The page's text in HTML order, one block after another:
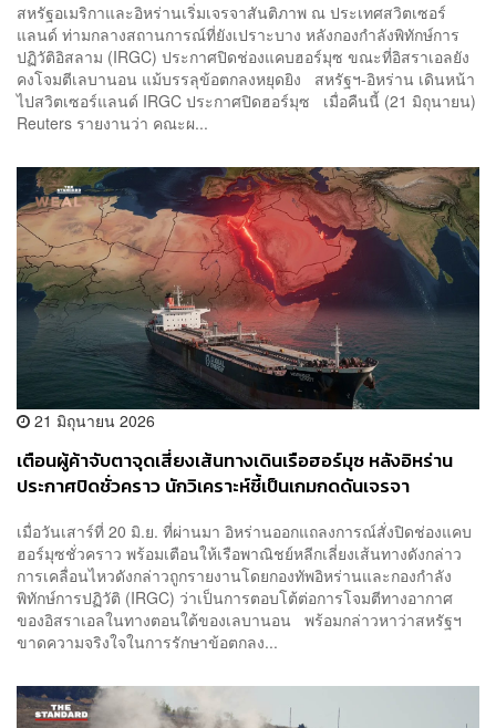
สหรัฐอเมริกาและอิหร่านเริ่มเจรจาสันติภาพ ณ ประเทศสวิตเซอร์
แลนด์ ท่ามกลางสถานการณ์ที่ยังเปราะบาง หลังกองกำลังพิทักษ์การ
ปฏิวัติอิสลาม (IRGC) ประกาศปิดช่องแคบฮอร์มุซ ขณะที่อิสราเอลยัง
คงโจมตีเลบานอน แม้บรรลุข้อตกลงหยุดยิง สหรัฐฯ-อิหร่าน เดินหน้า
ไปสวิตเซอร์แลนด์ IRGC ประกาศปิดฮอร์มุซ เมื่อคืนนี้ (21 มิถุนายน)
Reuters รายงานว่า คณะผ...
21 มิถุนายน 2026
เตือนผู้ค้าจับตาจุดเสี่ยงเส้นทางเดินเรือฮอร์มุซ หลังอิหร่าน
ประกาศปิดชั่วคราว นักวิเคราะห์ชี้เป็นเกมกดดันเจรจา
เมื่อวันเสาร์ที่ 20 มิ.ย. ที่ผ่านมา อิหร่านออกแถลงการณ์สั่งปิดช่องแคบ
ฮอร์มุซชั่วคราว พร้อมเตือนให้เรือพาณิชย์หลีกเลี่ยงเส้นทางดังกล่าว
การเคลื่อนไหวดังกล่าวถูกรายงานโดยกองทัพอิหร่านและกองกำลัง
พิทักษ์การปฏิวัติ (IRGC) ว่าเป็นการตอบโต้ต่อการโจมตีทางอากาศ
ของอิสราเอลในทางตอนใต้ของเลบานอน พร้อมกล่าวหาว่าสหรัฐฯ
ขาดความจริงใจในการรักษาข้อตกลง...